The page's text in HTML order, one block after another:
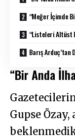
“Meğer İçimde
“Listeleri Altüst
Barış Arduç’tan
“Bir Anda
Gupse